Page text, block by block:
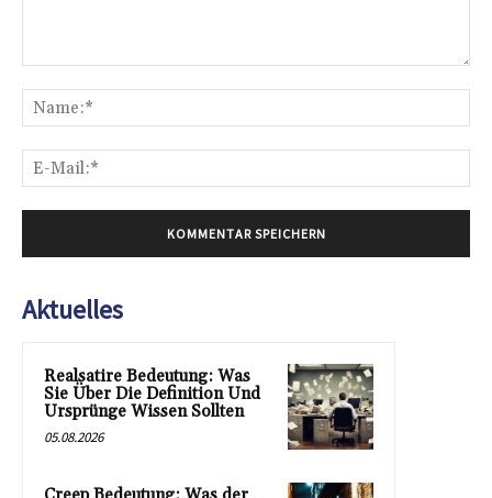
Aktuelles
Realsatire Bedeutung: Was
Sie Über Die Definition Und
Ursprünge Wissen Sollten
05.08.2026